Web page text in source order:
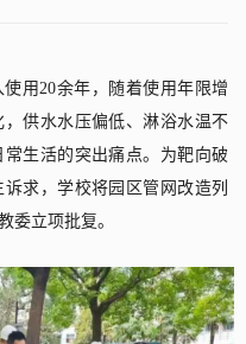
使用20余年，随着使用年限增
供水水压偏低、淋浴水温不
生活的突出痛点。为靶向破
求，学校将园区管网改造列
委立项批复。